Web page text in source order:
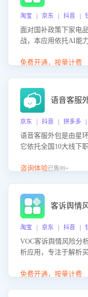
淘宝 | 京东 | 抖音 |
面对国补政策下家电
战，本应用依托AI能
购买意向，深度洞察
度、客服转化能力及
免费开通，按量计费
语音客服
京东 | 抖音 | 拼多多
语音客服外包是由星
它依托全国10大线下
客服团队和智能工具
咨询体验已售99+
客诉舆情
淘宝 | 京东 | 抖音 |
VOC客诉舆情风险分
析应用，专注于解析
别客户情绪、归因争
免费开通，按量计费